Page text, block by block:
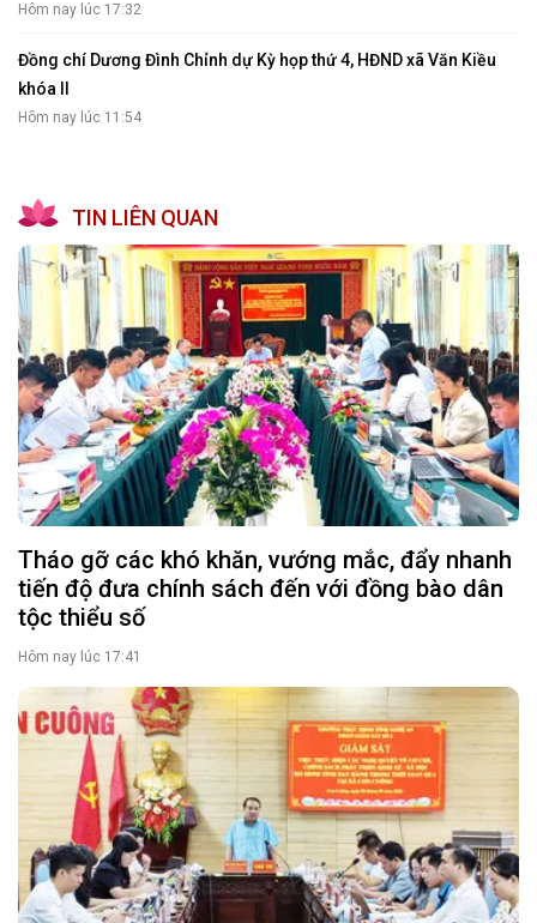
Hôm nay lúc 17:32
Đồng chí Dương Đình Chỉnh dự Kỳ họp thứ 4, HĐND xã Văn Kiều
khóa II
Hôm nay lúc 11:54
TIN LIÊN QUAN
Tháo gỡ các khó khăn, vướng mắc, đẩy nhanh
tiến độ đưa chính sách đến với đồng bào dân
tộc thiểu số
Hôm nay lúc 17:41